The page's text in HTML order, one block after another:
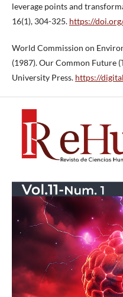
leverage points and
16(1), 304-325. https://
World Commission on
(1987). Our Common Future
University Press. https://